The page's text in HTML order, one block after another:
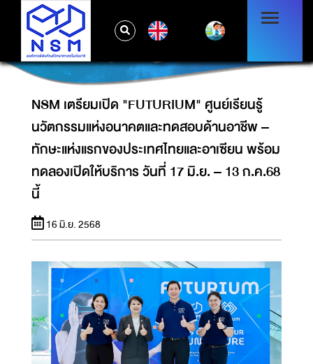
นวัตกรรมแห่งอนาคตและทดสอบด้านอาชีพ –
ทักษะแห่งแรกของประเทศไทยและอาเซียน พร้อม
ทดลองเปิดให้บริการ วันที่ 17 มิ.ย. – 13 ก.ค.68
นี้
NSM เตรียมเปิด "FUTURIUM" ศูนย์เรียนรู้
นวัตกรรมแห่งอนาคตและทดสอบด้านอาชีพ –
ทักษะแห่งแรกของประเทศไทยและอาเซียน พร้อม
ทดลองเปิดให้บริการ วันที่ 17 มิ.ย. – 13 ก.ค.68
นี้
16 มิ.ย. 2568